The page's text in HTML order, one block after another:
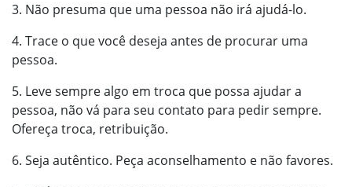
3. Não presuma que uma pessoa não irá ajudá-lo.
4. Trace o que você deseja antes de procurar uma
pessoa.
5. Leve sempre algo em troca que possa ajudar a
pessoa, não vá para seu contato para pedir sempre.
Ofereça troca, retribuição.
6. Seja autêntico. Peça aconselhamento e não favores.